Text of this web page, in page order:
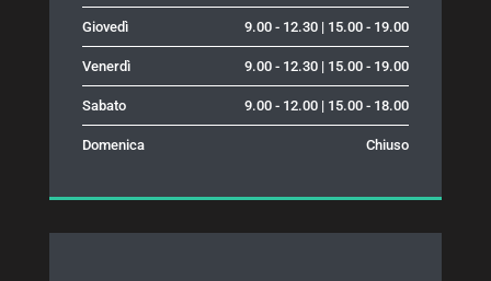
Giovedì 9.00 - 12.30 | 15.00 - 19.00
Venerdì 9.00 - 12.30 | 15.00 - 19.00
Sabato 9.00 - 12.00 | 15.00 - 18.00
Domenica Chiuso